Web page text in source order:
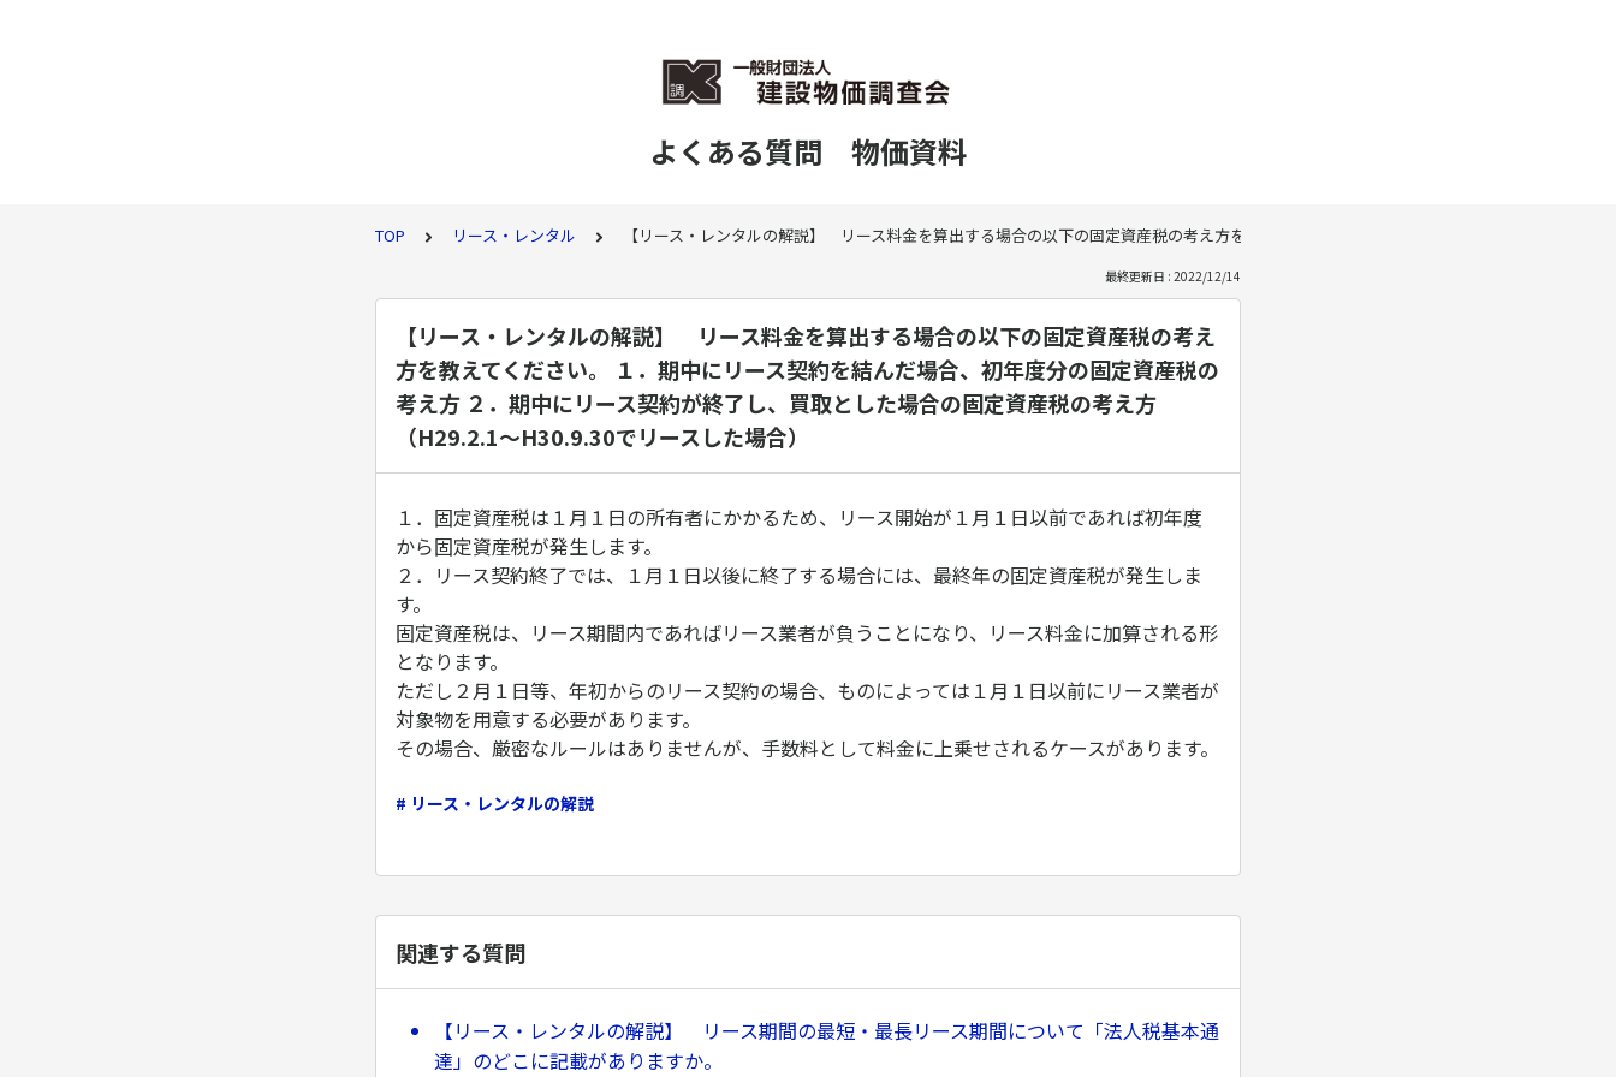
よくある質問 物価資料
TOP リース・レンタル 【リース・レンタルの解説】 リース料金を算出する場合の以下の固定資産税の考え方を教えてください。 １．期中にリース契約を結んだ
最終更新日 : 2022/12/14
【リース・レンタルの解説】 リース料金を算出する場合の以下の固定資産税の考え
方を教えてください。 １．期中にリース契約を結んだ場合、初年度分の固定資産税の
考え方 ２．期中にリース契約が終了し、買取とした場合の固定資産税の考え方
（H29.2.1〜H30.9.30でリースした場合）
１．固定資産税は１月１日の所有者にかかるため、リース開始が１月１日以前であれば初年度
から固定資産税が発生します。
２．リース契約終了では、１月１日以後に終了する場合には、最終年の固定資産税が発生しま
す。
固定資産税は、リース期間内であればリース業者が負うことになり、リース料金に加算される形
となります。
ただし２月１日等、年初からのリース契約の場合、ものによっては１月１日以前にリース業者が
対象物を用意する必要があります。
その場合、厳密なルールはありませんが、手数料として料金に上乗せされるケースがあります。
# リース・レンタルの解説
関連する質問
【リース・レンタルの解説】 リース期間の最短・最長リース期間について「法人税基本通
達」のどこに記載がありますか。